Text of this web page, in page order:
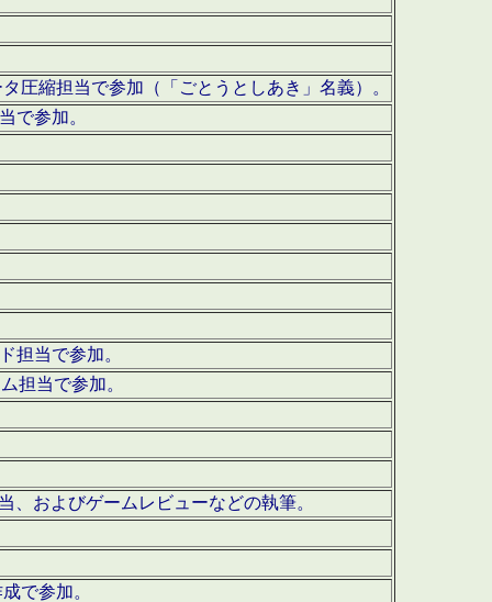
圧縮担当で参加（「ごとうとしあき」名義）。
で参加。
担当で参加。
担当で参加。
、およびゲームレビューなどの執筆。
で参加。